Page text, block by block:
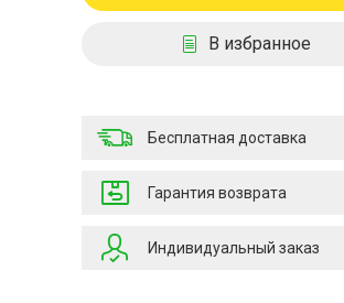
В избранное
Бесплатная доставка
Гарантия возврата
Индивидуальный заказ